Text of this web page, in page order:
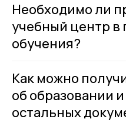
Необходимо ли
учебный центр в
обучения?
Как можно
об образовании
остальных